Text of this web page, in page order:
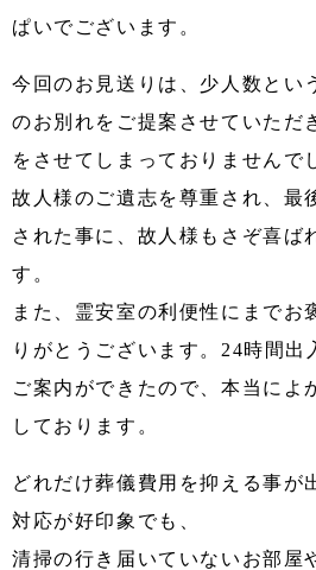
ぱいでございます。
今回のお見送りは、少人数とい
のお別れをご提案させていただ
をさせてしまっておりませんで
故人様のご遺志を尊重され、最
された事に、故人様もさぞ喜ば
す。
また、霊安室の利便性にまでお
りがとうございます。24時間出
ご案内ができたので、本当によ
しております。
どれだけ葬儀費用を抑える事が
対応が好印象でも、
清掃の行き届いていないお部屋